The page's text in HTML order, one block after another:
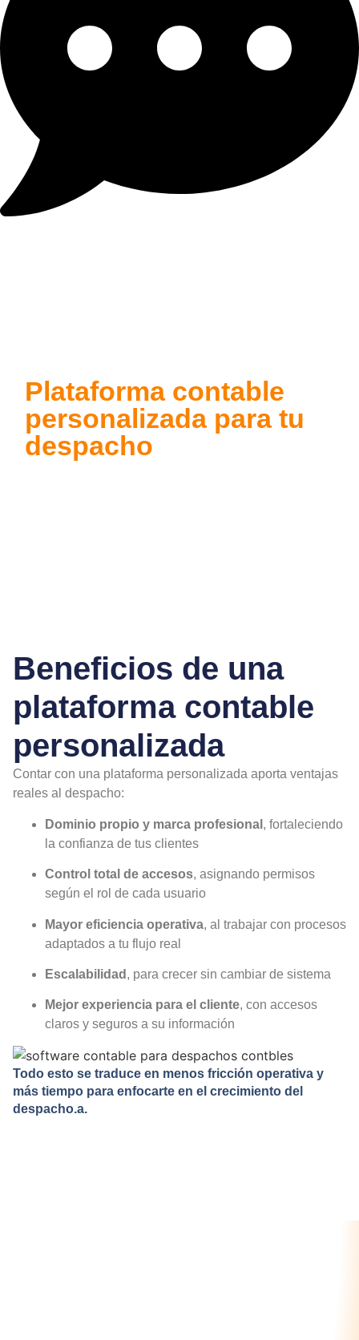
Plataforma contable
personalizada para tu
despacho
Beneficios de una
plataforma contable
personalizada
Contar con una plataforma personalizada aporta ventajas
reales al despacho:
Dominio propio y marca profesional , fortaleciendo
la confianza de tus clientes
Control total de accesos, asignando permisos
según el rol de cada usuario
Mayor eficiencia operativa, al trabajar con procesos
adaptados a tu flujo real
Escalabilidad , para crecer sin cambiar de sistema
Mejor experiencia para el cliente, con accesos
claros y seguros a su información
Todo esto se traduce en menos fricción operativa y
más tiempo para enfocarte en el crecimiento del
despacho.a.